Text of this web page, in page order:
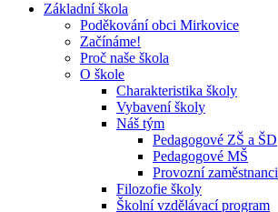
Základní škola
Poděkování obci Mirkovice
Začínáme!
Proč naše škola
O škole
Charakteristika školy
Vybavení školy
Náš tým
Pedagogové ZŠ a ŠD
Pedagogové MŠ
Provozní zaměstnanci
Filozofie školy
Školní vzdělávací program